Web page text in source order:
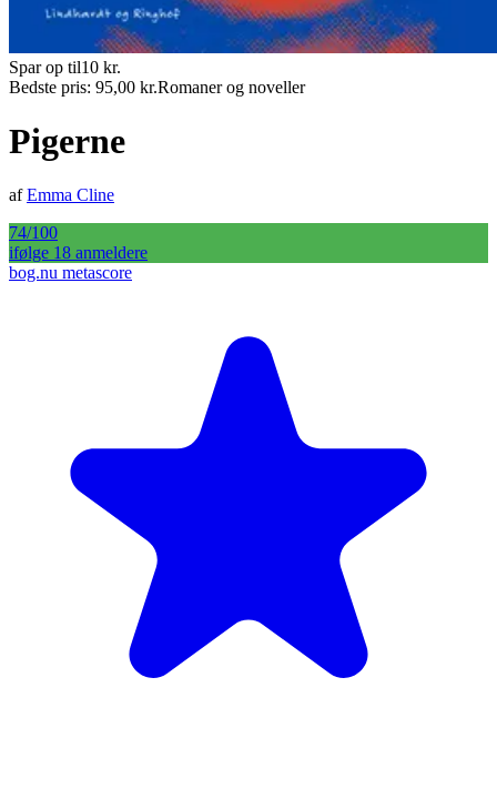
Spar op til10 kr.
Bedste pris: 95,00 kr.Romaner og noveller
Pigerne
afEmma Cline
74/100
ifølge 18 anmeldere
bog.nu metascore